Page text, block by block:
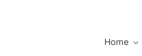
Home